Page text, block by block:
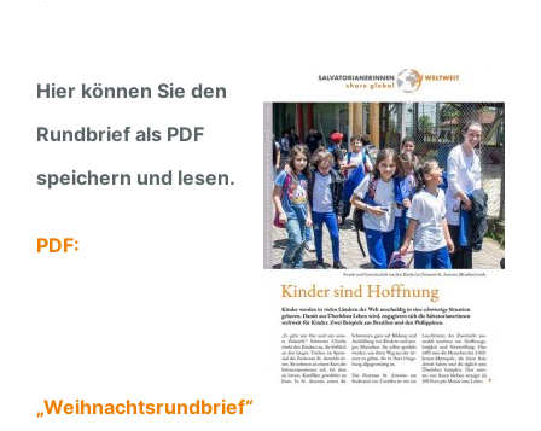
Hier können Sie den
Rundbrief als PDF
speichern und lesen.
PDF:
„Weihnachtsrundbrief“